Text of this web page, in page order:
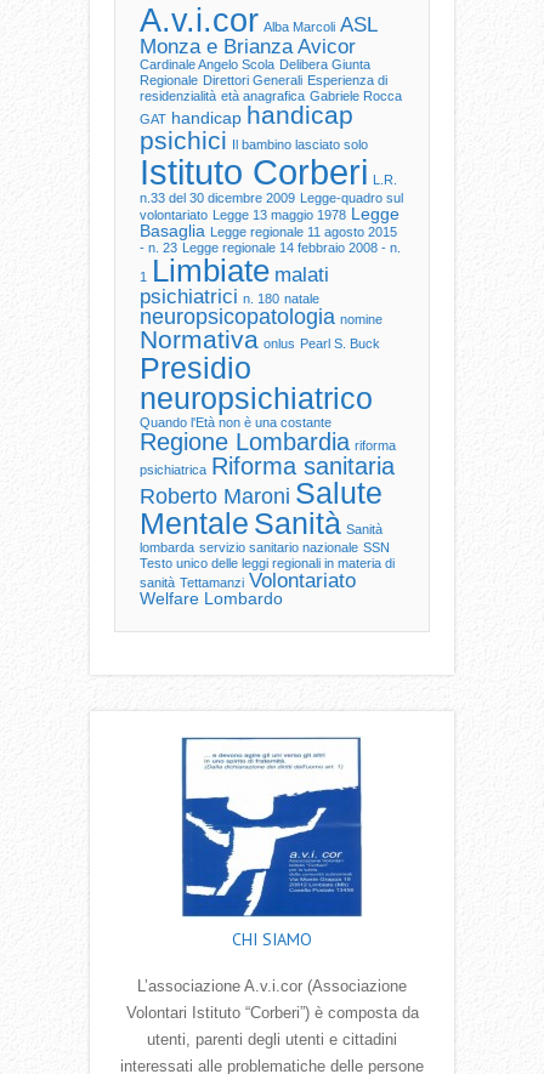
A.v.i.cor Alba Marcoli ASL
Monza e Brianza Avicor
Cardinale Angelo Scola Delibera Giunta
Regionale Direttori Generali Esperienza di
residenzialità età anagrafica Gabriele Rocca
GAT handicap handicap
psichici Il bambino lasciato solo
Istituto Corberi L.R.
n.33 del 30 dicembre 2009 Legge-quadro sul
volontariato Legge 13 maggio 1978 Legge
Basaglia Legge regionale 11 agosto 2015
- n. 23 Legge regionale 14 febbraio 2008 - n.
1
Limbiate malati
psichiatrici n. 180 natale
neuropsicopatologia nomine
Normativa onlus Pearl S. Buck
Presidio
neuropsichiatrico
Quando l'Età non è una costante
Regione Lombardia riforma
psichiatrica Riforma sanitaria
Roberto Maroni Salute
Mentale Sanità Sanità
lombarda servizio sanitario nazionale SSN
Testo unico delle leggi regionali in materia di
sanità Tettamanzi Volontariato
Welfare Lombardo
CHI SIAMO
L’associazione A.v.i.cor (Associazione
Volontari Istituto “Corberi”) è composta da
utenti, parenti degli utenti e cittadini
interessati alle problematiche delle persone